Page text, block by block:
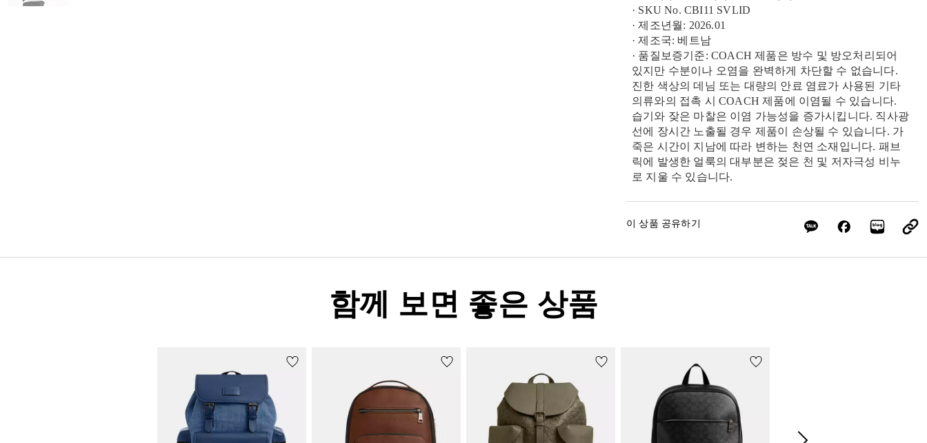
· SKU No. CBI11 SVLID
· 제조년월: 2026.01
· 제조국: 베트남
· 품질보증기준: COACH 제품은 방수 및 방오처리되어
있지만 수분이나 오염을 완벽하게 차단할 수 없습니다.
진한 색상의 데님 또는 대량의 안료 염료가 사용된 기타
의류와의 접촉 시 COACH 제품에 이염될 수 있습니다.
습기와 잦은 마찰은 이염 가능성을 증가시킵니다. 직사광
선에 장시간 노출될 경우 제품이 손상될 수 있습니다. 가
죽은 시간이 지남에 따라 변하는 천연 소재입니다. 패브
릭에 발생한 얼룩의 대부분은 젖은 천 및 저자극성 비누
로 지울 수 있습니다.
이 상품 공유하기
함께 보면 좋은 상품